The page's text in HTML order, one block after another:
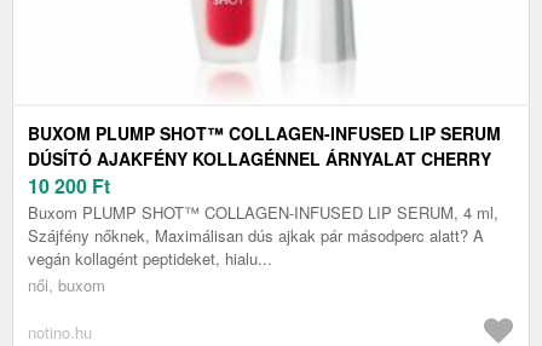
BUXOM PLUMP SHOT™ COLLAGEN-INFUSED LIP SERUM
DÚSÍTÓ AJAKFÉNY KOLLAGÉNNEL ÁRNYALAT CHERRY
POP 4 ML
10 200 Ft
Buxom PLUMP SHOT™ COLLAGEN-INFUSED LIP SERUM, 4 ml,
Szájfény nőknek, Maximálisan dús ajkak pár másodperc alatt? A
vegán kollagént peptideket, hialu...
női, buxom
notino.hu